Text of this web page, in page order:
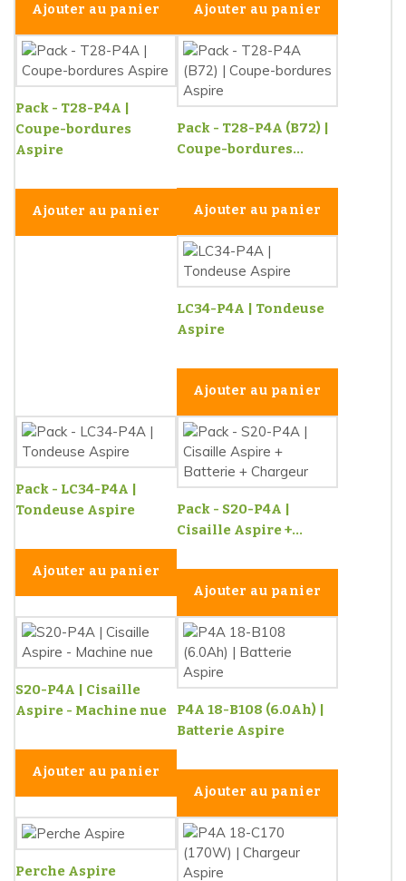
Ajouter au panier Ajouter au panier
Pack - T28-P4A |
Coupe-bordures
Aspire
Ajouter au panier
Pack - T28-P4A (B72) |
Coupe-bordures...
Ajouter au panier
LC34-P4A | Tondeuse
Aspire
Ajouter au panier
Pack - LC34-P4A |
Tondeuse Aspire
Ajouter au panier
Pack - S20-P4A |
Cisaille Aspire +...
Ajouter au panier
S20-P4A | Cisaille
Aspire - Machine nue
Ajouter au panier
P4A 18-B108 (6.0Ah) |
Batterie Aspire
Ajouter au panier
Perche Aspire